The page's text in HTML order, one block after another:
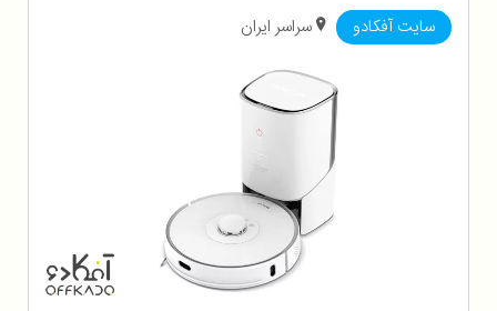
سایت آفکادو سراسر ایران